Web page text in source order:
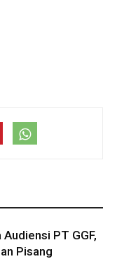
PT GGF,
Pisang